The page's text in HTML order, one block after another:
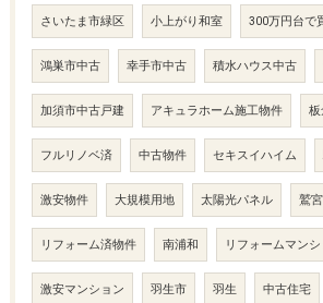
さいたま市緑区 小上がり和室 300万円台で
鴻巣市中古 幸手市中古 積水ハウス中古
加須市中古戸建 アキュラホーム施工物件 板
フルリノベ済 中古物件 セキスイハイム
激安物件 大規模用地 太陽光パネル 鷲宮
リフォーム済物件 南浦和 リフォームマンシ
激安マンション 羽生市 羽生 中古住宅